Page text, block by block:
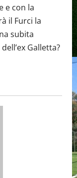
e con la
il Furci la
subita
Galletta?